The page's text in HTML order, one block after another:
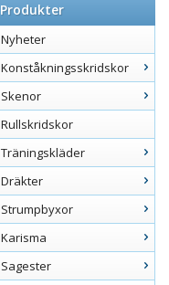
Produkter
Nyheter
Konståkningsskridskor
Skenor
Rullskridskor
Träningskläder
Dräkter
Strumpbyxor
Karisma
Sagester